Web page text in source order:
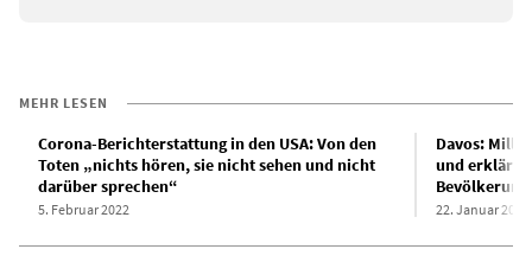
MEHR LESEN
Corona-Berichterstattung in den USA: Von den
Toten „nichts hören, sie nicht sehen und nicht
darüber sprechen“
5. Februar 2022
Davos:
und
22. Januar 2023